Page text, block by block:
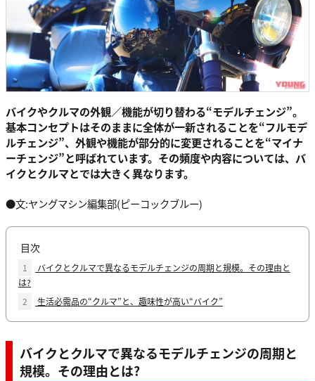
バイクやクルマの外観／機能が切り替わる“モデルチェンジ”。
基本コンセプトはそのままに全体が一新されることを“フルモデ
ルチェンジ”、外観や機能が部分的に変更されることを“マイナ
ーチェンジ”と呼ばれています。その頻度や内容については、バ
イクとクルマとでは大きく異なります。
●文:ヤングマシン編集部(ピーコックブルー)
目次
1
バイクとクルマで異なるモデルチェンジの周期と規模。その理由と
は?
2
生活必需品の“クルマ”と、趣味性が高い“バイク”
バイクとクルマで異なるモデルチェンジの周期と
規模。その理由とは?